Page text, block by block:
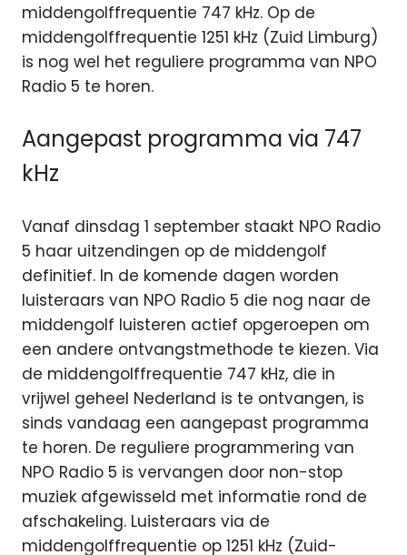
middengolffrequentie 747 kHz. Op de
middengolffrequentie 1251 kHz (Zuid Limburg)
is nog wel het reguliere programma van NPO
Radio 5 te horen.
Aangepast programma via 747
kHz
Vanaf dinsdag 1 september staakt NPO Radio
5 haar uitzendingen op de middengolf
definitief. In de komende dagen worden
luisteraars van NPO Radio 5 die nog naar de
middengolf luisteren actief opgeroepen om
een andere ontvangstmethode te kiezen. Via
de middengolffrequentie 747 kHz, die in
vrijwel geheel Nederland is te ontvangen, is
sinds vandaag een aangepast programma
te horen. De reguliere programmering van
NPO Radio 5 is vervangen door non-stop
muziek afgewisseld met informatie rond de
afschakeling. Luisteraars via de
middengolffrequentie op 1251 kHz (Zuid-